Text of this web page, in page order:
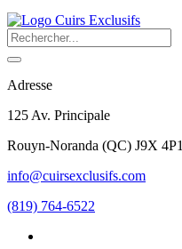
Adresse
125 Av. Principale
Rouyn-Noranda (QC) J9X 4P1
info@cuirsexclusifs.com
(819) 764-6522